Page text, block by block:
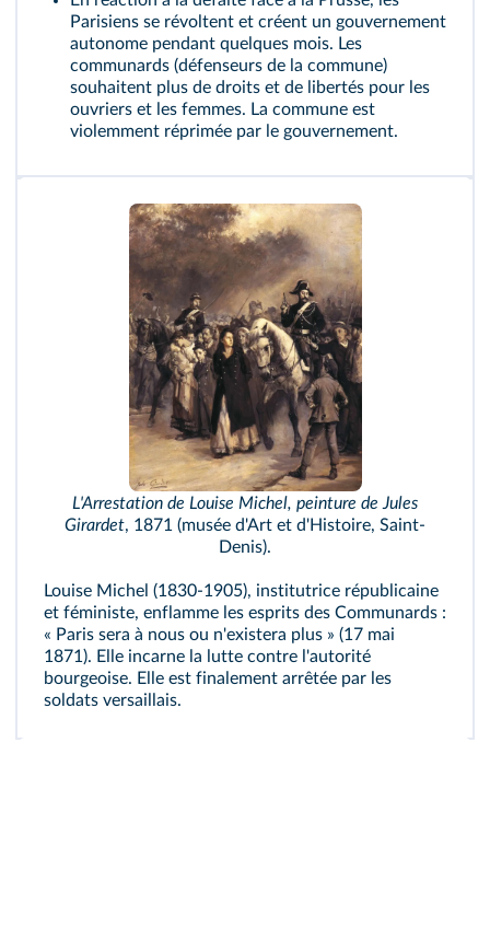
Parisiens se révoltent et créent un gouvernement
autonome pendant quelques mois. Les
communards (défenseurs de la commune)
souhaitent plus de droits et de libertés pour les
ouvriers et les femmes. La commune est
violemment réprimée par le gouvernement.
L'Arrestation de Louise Michel, peinture de Jules
Girardet, 1871 (musée d'Art et d'Histoire, Saint-
Denis).
Louise Michel (1830-1905), institutrice républicaine
et féministe, enflamme les esprits des Communards :
« Paris sera à nous ou n'existera plus » (17 mai
1871). Elle incarne la lutte contre l'autorité
bourgeoise. Elle est finalement arrêtée par les
soldats versaillais.